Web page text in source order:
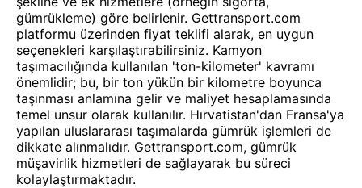
gümrükleme) göre belirlenir. Gettransport.com
platformu üzerinden fiyat teklifi alarak, en uygun
seçenekleri karşılaştırabilirsiniz. Kamyon
taşımacılığında kullanılan 'ton-kilometer' kavramı
önemlidir; bu, bir ton yükün bir kilometre boyunca
taşınması anlamına gelir ve maliyet hesaplamasında
temel unsur olarak kullanılır. Hırvatistan'dan Fransa'ya
yapılan uluslararası taşımalarda gümrük işlemleri de
dikkate alınmalıdır. Gettransport.com, gümrük
müşavirlik hizmetleri de sağlayarak bu süreci
kolaylaştırmaktadır.